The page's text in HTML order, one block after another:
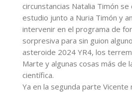
circunstancias Natalia Timón
estudio junto a Nuria Timón y
intervenir en el programa de
sorpresiva para sin guion
asteroide 2024 YR4, los
Marte y algunas cosas más de
científica.
Ya en la segunda parte